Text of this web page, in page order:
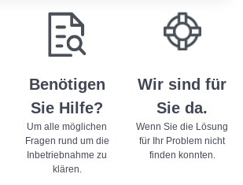
Benötigen
Sie Hilfe?
Um alle möglichen
Fragen rund um die
Inbetriebnahme zu
klären.
Wir sind für
Sie da.
Wenn Sie die Lösung
für Ihr Problem nicht
finden konnten.